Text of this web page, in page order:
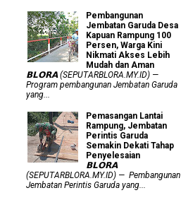
Pembangunan
Jembatan Garuda Desa
Kapuan Rampung 100
Persen, Warga Kini
Nikmati Akses Lebih
Mudah dan Aman
𝗕𝗟𝗢𝗥𝗔 (SEPUTARBLORA.MY.ID) —
Program pembangunan Jembatan Garuda
yang...
Pemasangan Lantai
Rampung, Jembatan
Perintis Garuda
Semakin Dekati Tahap
Penyelesaian
𝗕𝗟𝗢𝗥𝗔
(SEPUTARBLORA.MY.ID) — Pembangunan
Jembatan Perintis Garuda yang...